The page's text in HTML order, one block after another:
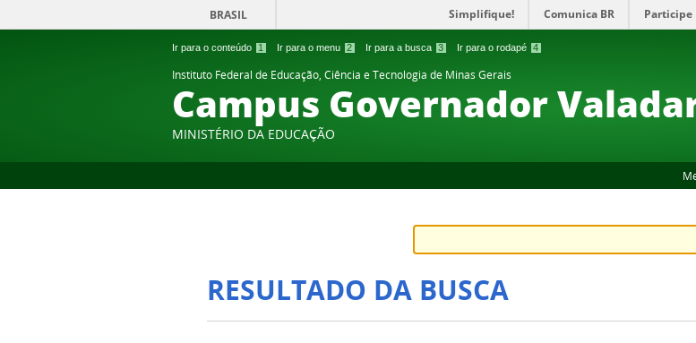
Ir para o conteúdo 1 Ir para o menu 2 Ir para a busca 3 Ir para o rodapé 4
BRASIL Simplifique! Comunica BR Participe
Instituto Federal de Educação, Ciência e Tecnologia de Minas Gerais
Campus Governador
MINISTÉRIO DA EDUCAÇÃO
RESULTADO DA BUSCA